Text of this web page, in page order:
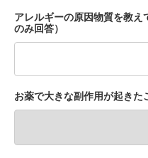
アレルギーの原因物質を教
のみ回答）
お薬で大きな副作用が起きた